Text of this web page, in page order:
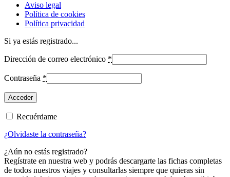
Aviso legal
Política de cookies
Política privacidad
Si ya estás registrado...
Dirección de correo electrónico *
Contraseña *
Recuérdame
¿Olvidaste la contraseña?
¿Aún no estás registrado?
Regístrate en nuestra web y podrás descargarte las fichas completas
de todos nuestros viajes y consultarlas siempre que quieras sin